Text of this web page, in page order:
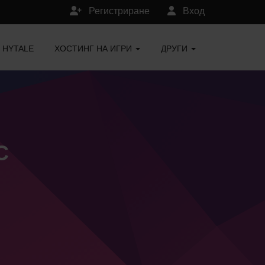
Вход
Регистриране
HYTALE ХОСТИНГ НА ИГРИ ДРУГИ